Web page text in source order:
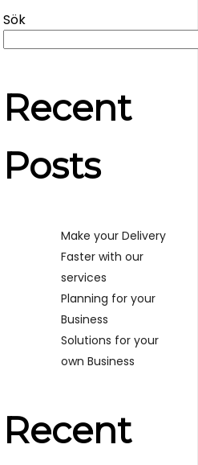
Sök
Recent
Posts
Make your Delivery
Faster with our
services
Planning for your
Business
Solutions for your
own Business
Recent